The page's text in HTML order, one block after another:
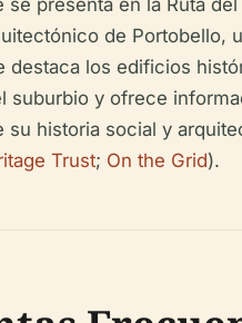
se presenta en la Ruta del
de Portobello,
destaca los edificios
suburbio y ofrece
su historia social y
Trust; On the Grid).